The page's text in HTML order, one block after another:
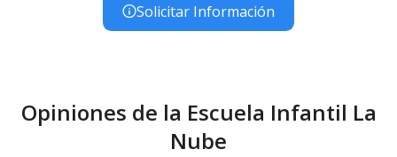
Solicitar Información
Opiniones de la Escuela Infantil La
Nube